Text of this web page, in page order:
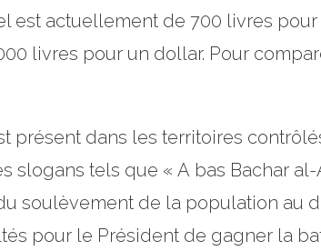
est actuellement de 700 livres
livres pour un dollar. Pour
présent dans les territoires
slogans tels que « A bas Bachar
soulèvement de la population au
pour le Président de gagner la